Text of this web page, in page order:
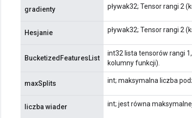
gradienty pływak32; Tensor rangi 2
Hesjanie pływak32; Tensor rangi 2
BucketizedFeaturesList
int32 lista tensorów rangi
kolumny funkcji).
maxSplits int; maksymalna liczba
liczba wiader int; jest równa